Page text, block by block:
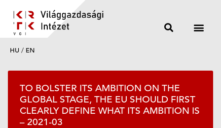
HU / EN
TO BOLSTER ITS AMBITION ON THE
GLOBAL STAGE, THE EU SHOULD FIRST
CLEARLY DEFINE WHAT ITS AMBITION IS
– 2021-03